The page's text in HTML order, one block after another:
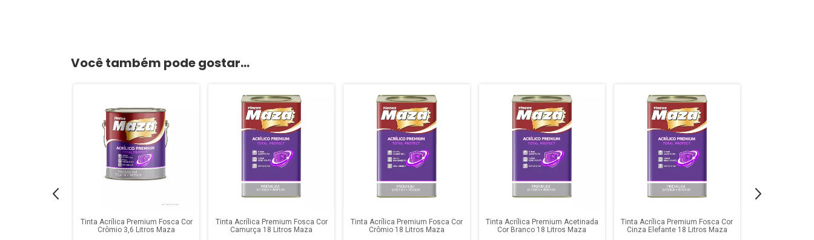
Você também pode gostar...
Tinta Acrílica Premium Fosca Cor
Crômio 3,6 Litros Maza
Tinta Acrílica Premium Fosca Cor
Camurça 18 Litros Maza
Tinta Acrílica Premium Fosca Cor
Crômio 18 Litros Maza
Tinta Acrílica Premium Acetinada
Cor Branco 18 Litros Maza
Tinta Acrílica Premium Fosca Cor
Cinza Elefante 18 Litros Maza